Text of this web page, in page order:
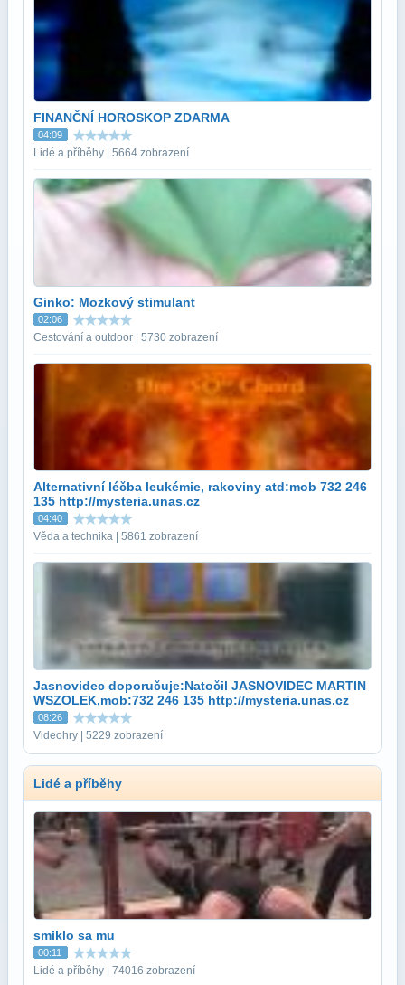
FINANČNÍ HOROSKOP ZDARMA
04:09
Lidé a příběhy | 5664 zobrazení
Ginko: Mozkový stimulant
02:06
Cestování a outdoor | 5730 zobrazení
Alternativní léčba leukémie, rakoviny atd:mob 732 246
135 http://mysteria.unas.cz
04:40
Věda a technika | 5861 zobrazení
Jasnovidec doporučuje:Natočil JASNOVIDEC MARTIN
WSZOLEK,mob:732 246 135 http://mysteria.unas.cz
08:26
Videohry | 5229 zobrazení
Lidé a příběhy
smiklo sa mu
00:11
Lidé a příběhy | 74016 zobrazení